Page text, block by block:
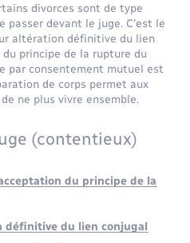
divorces sont de type
devant le juge. C'est le
altération définitive du lien
principe de la rupture du
par consentement mutuel est
de corps permet aux
ne plus vivre ensemble.
(contentieux)
du principe de la
définitive du lien conjugal